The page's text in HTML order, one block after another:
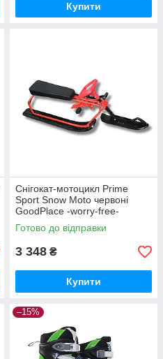
Купити
Снігокат-мотоцикл Prime
Sport Snow Moto червоні
GoodPlace -worry-free-
shopping-
Готово до відправки
3 348 ₴
Купити
–15%